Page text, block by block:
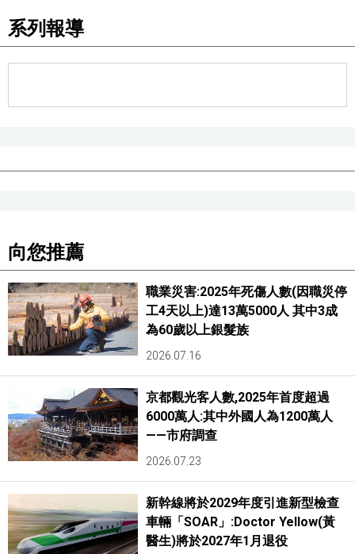
教育
東京
編輯部通知
系列報導
向您推薦
職業災害:2025年死傷人數(因職災停
工4天以上)達13萬5000人 其中3成
為60歲以上銀髮族
2026.07.16
京都觀光客人數,2025年首度超過
6000萬人:其中外國人為1200萬人
——市府調查
2026.07.23
新幹線將於2029年度引進新型檢查
車輛「SOAR」:Doctor Yellow(黃
醫生)將於2027年1月退役